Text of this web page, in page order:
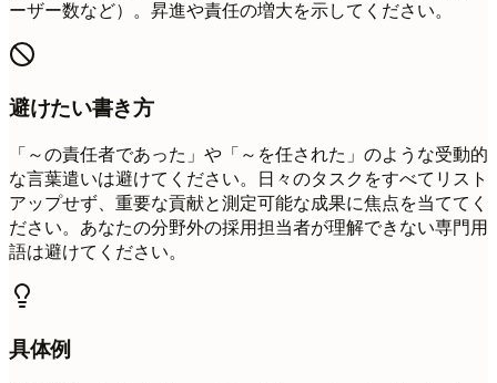
ーザー数など）。昇進や責任の増大を示してください。
避けたい書き方
「～の責任者であった」や「～を任された」のような受動的
な言葉遣いは避けてください。日々のタスクをすべてリスト
アップせず、重要な貢献と測定可能な成果に焦点を当ててく
ださい。あなたの分野外の採用担当者が理解できない専門用
語は避けてください。
具体例